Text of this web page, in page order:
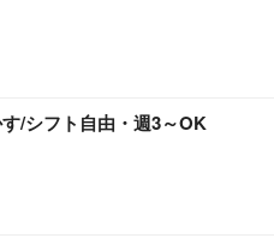
/シフト自由・週3～OK